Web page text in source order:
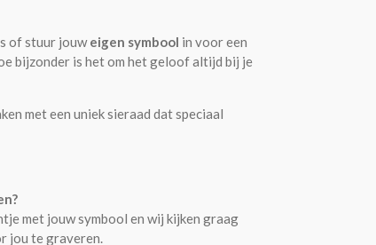
of stuur jouweigen symbool in voor een
bijzonder is het om het geloof altijd bij je
met een uniek sieraad dat speciaal
met jouw symbool en wij kijken graag
jou te graveren.